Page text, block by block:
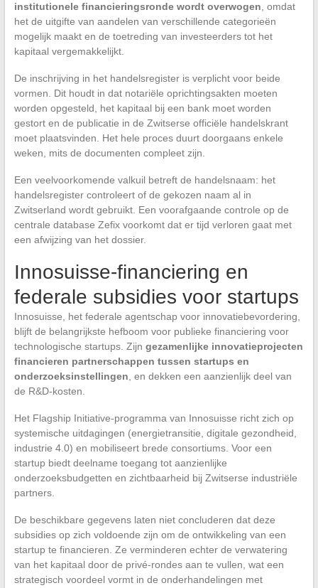
institutionele financieringsronde wordt overwogen, omdat
het de uitgifte van aandelen van verschillende categorieën
mogelijk maakt en de toetreding van investeerders tot het
kapitaal vergemakkelijkt.
De inschrijving in het handelsregister is verplicht voor beide
vormen. Dit houdt in dat notariële oprichtingsakten moeten
worden opgesteld, het kapitaal bij een bank moet worden
gestort en de publicatie in de Zwitserse officiële handelskrant
moet plaatsvinden. Het hele proces duurt doorgaans enkele
weken, mits de documenten compleet zijn.
Een veelvoorkomende valkuil betreft de handelsnaam: het
handelsregister controleert of de gekozen naam al in
Zwitserland wordt gebruikt. Een voorafgaande controle op de
centrale database Zefix voorkomt dat er tijd verloren gaat met
een afwijzing van het dossier.
Innosuisse-financiering en
federale subsidies voor startups
Innosuisse, het federale agentschap voor innovatiebevordering,
blijft de belangrijkste hefboom voor publieke financiering voor
technologische startups. Zijn gezamenlijke innovatieprojecten
financieren partnerschappen tussen startups en
onderzoeksinstellingen, en dekken een aanzienlijk deel van
de R&D-kosten.
Het Flagship Initiative-programma van Innosuisse richt zich op
systemische uitdagingen (energietransitie, digitale gezondheid,
industrie 4.0) en mobiliseert brede consortiums. Voor een
startup biedt deelname toegang tot aanzienlijke
onderzoeksbudgetten en zichtbaarheid bij Zwitserse industriële
partners.
De beschikbare gegevens laten niet concluderen dat deze
subsidies op zich voldoende zijn om de ontwikkeling van een
startup te financieren. Ze verminderen echter de verwatering
van het kapitaal door de privé-rondes aan te vullen, wat een
strategisch voordeel vormt in de onderhandelingen met